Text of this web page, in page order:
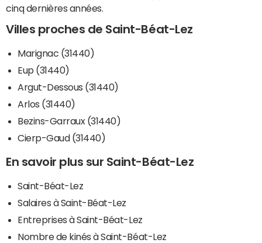
cinq dernières années.
Villes proches de Saint-Béat-Lez
Marignac (31440)
Eup (31440)
Argut-Dessous (31440)
Arlos (31440)
Bezins-Garraux (31440)
Cierp-Gaud (31440)
En savoir plus sur Saint-Béat-Lez
Saint-Béat-Lez
Salaires à Saint-Béat-Lez
Entreprises à Saint-Béat-Lez
Nombre de kinés à Saint-Béat-Lez